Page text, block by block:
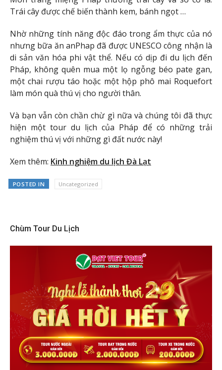
Trái cây được chế biến thành kem, bánh ngọt …
Nhờ những tính năng độc đáo trong ẩm thực của nó
nhưng bữa ăn anPhap đã được UNESCO công nhận là
di sản văn hóa phi vật thể. Nếu có dịp đi du lịch đến
Pháp, không quên mua một lọ ngỗng béo pate gan,
một chai rượu táo hoặc một hộp phô mai Roquefort
làm món quà thú vị cho người thân.
Và bạn vẫn còn chần chừ gì nữa và chúng tôi đã thực
hiện một tour du lịch của Pháp để có những trải
nghiệm thú vị với những gì đất nước này!
Xem thêm: Kinh nghiệm du lịch Đà Lạt
POSTED IN Uncategorized
Chùm Tour Du Lịch